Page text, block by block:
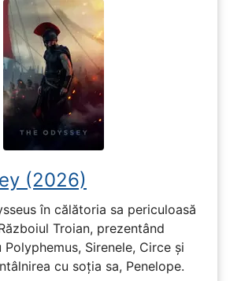
(2026)
în călătoria sa periculoasă
Troian, prezentând
Sirenele, Circe și
cu soția sa, Penelope.